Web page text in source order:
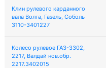
Клин рулевого карданного
вала Волга, Газель, Соболь
3110-3401227
Колесо рулевое ГАЗ-3302,
2217, Валдай нов.обр.
2217.3402015